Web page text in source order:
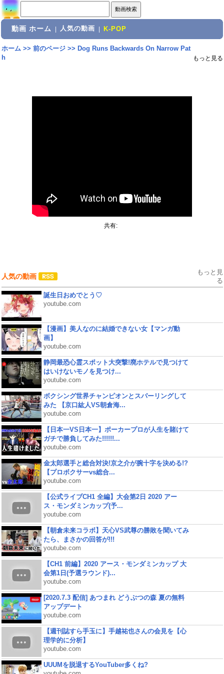
動画 ホーム 人気の動画 K-POP
ホーム>> 前のページ>> Dog Runs Backwards On Narrow Pat
h
もっと見る
共有:
人気の動画
もっと見
る
誕生日おめでとう♡
youtube.com
【漫画】美人なのに結婚できない女【マンガ動
画】
youtube.com
静岡最恐心霊スポット大突撃!廃ホテルで見つけて
はいけないモノを見つけ...
youtube.com
ボクシング世界チャンピオンとスパーリングして
みた 【京口紘人VS朝倉海...
youtube.com
【日本一VS日本一】ポーカープロが人生を賭けて
ガチで勝負してみた!!!!!!...
youtube.com
金太郎選手と総合対決!京之介が腕十字を決める!?
【プロボクサーvs総合...
youtube.com
【公式ライブCH1 全編】大会第2日 2020 アー
ス・モンダミンカップ(予...
youtube.com
【朝倉未来コラボ】天心VS武尊の勝敗を聞いてみ
たら、まさかの回答が!!!
youtube.com
【CH1 前編】2020 アース・モンダミンカップ 大
会第1日(予選ラウンド)...
youtube.com
[2020.7.3 配信] あつまれ どうぶつの森 夏の無料
アップデート
youtube.com
【週刊誌すら手玉に】手越祐也さんの会見を【心
理学的に分析】
youtube.com
UUUMを脱退するYouTuber多くね?